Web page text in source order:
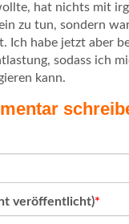
hat nichts mit
zu tun, sondern
Ich habe jetzt aber
sodass ich
kann.
veröffentlicht)*